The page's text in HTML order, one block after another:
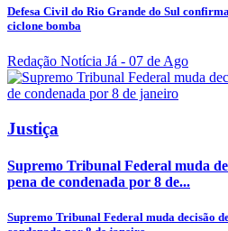
Defesa Civil do Rio Grande do Sul
ciclone bomba
Redação Notícia Já - 07 de Ago
Justiça
Supremo Tribunal Federal muda
pena de condenada por 8 de...
Supremo Tribunal Federal muda decisão